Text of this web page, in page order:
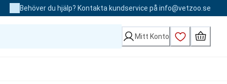
Behöver du hjälp? Kontakta kundservice på info@vetzoo.se
Mitt Konto